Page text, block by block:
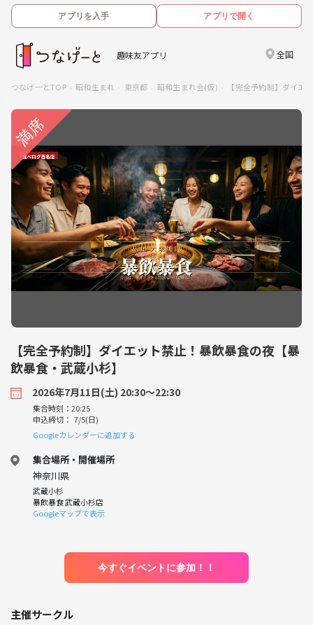
アプリを入手 アプリで開く
趣味友アプリ 全国
つなげーとTOP 昭和生まれ 東京都 昭和生まれ会(仮) 【完全予約制】ダイエ
【完全予約制】ダイエット禁止！暴飲暴食の夜【暴
飲暴食・武蔵小杉】
2026年7月11日(土) 20:30〜22:30
集合時刻：20:25
申込締切： 7/5(日)
Googleカレンダーに追加する
集合場所・開催場所
神奈川県
武蔵小杉
暴飲暴食 武蔵小杉店
Googleマップで表示
今すぐイベントに参加！！
主催サークル